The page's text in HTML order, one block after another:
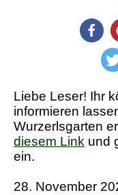
Liebe Leser! Ihr
informieren
Wurzerlsgarten
diesem Link und
ein.
28. November